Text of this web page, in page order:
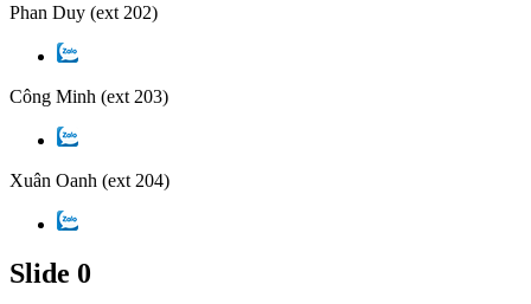
Phan Duy (ext 202)
Công Minh (ext 203)
Xuân Oanh (ext 204)
Slide 0